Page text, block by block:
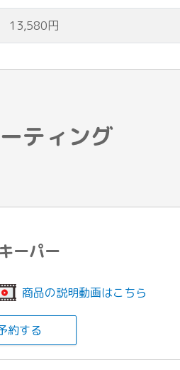
13,580円
ティング
ーパー
商品の説明動画はこちら
約する